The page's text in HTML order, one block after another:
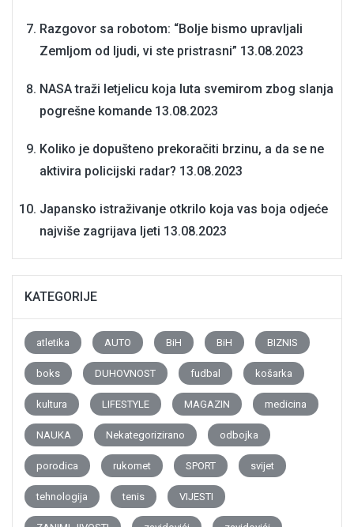
Razgovor sa robotom: “Bolje bismo upravljali
Zemljom od ljudi, vi ste pristrasni” 13.08.2023
NASA traži letjelicu koja luta svemirom zbog slanja
pogrešne komande 13.08.2023
Koliko je dopušteno prekoračiti brzinu, a da se ne
aktivira policijski radar? 13.08.2023
Japansko istraživanje otkrilo koja vas boja odjeće
najviše zagrijava ljeti 13.08.2023
KATEGORIJE
atletika AUTO BiH BiH BIZNIS
boks DUHOVNOST fudbal košarka
kultura LIFESTYLE MAGAZIN medicina
NAUKA Nekategorizirano odbojka
porodica rukomet SPORT svijet
tehnologija tenis VIJESTI